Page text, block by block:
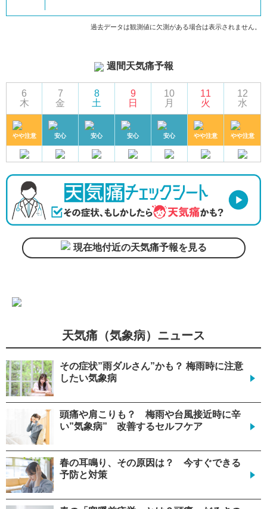
過去データは観測値に欠測がある場合は表示されません。
週間天気痛予報
6
木
やや注意
7
金
安心
8
土
安心
9
日
安心
10
月
安心
11
火
やや注意
12
水
やや注意
現在地付近の天気痛予報を見る
天気痛（気象病）ニュース
その症状”雨ダルさん”かも？ 梅雨時に注意
したい気象病
頭痛や肩こりも？ 梅雨や台風接近時に辛
い”気象病” 改善するセルフケア
春の耳鳴り、その原因は？ 今すぐできる
予防と対策